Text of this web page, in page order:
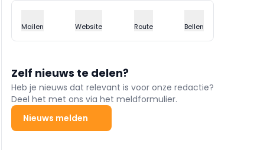
Mailen Website Route Bellen
Zelf nieuws te delen?
Heb je nieuws dat relevant is voor onze redactie?
Deel het met ons via het meldformulier.
Nieuws melden